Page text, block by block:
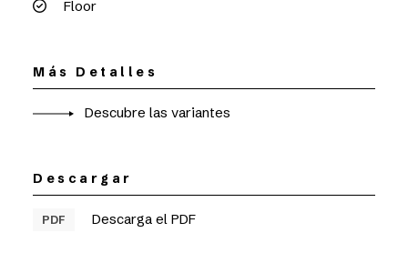
Floor
Más Detalles
Descubre las variantes
Descargar
PDF Descarga el PDF